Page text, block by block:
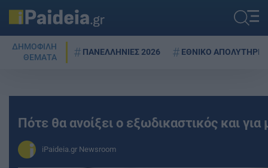
ΔΗΜΟΦΙΛΗ
ΘΕΜΑΤΑ
ΠΑΝΕΛΛΗΝΙΕΣ 2026 ΕΘΝΙΚΟ ΑΠΟΛΥΤΗΡΙΟ
Πότε θα ανοίξει ο εξωδικαστικός και
iPaideia.gr Newsroom